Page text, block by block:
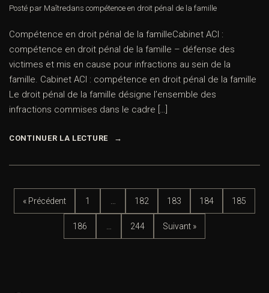
Posté par Maîtredans compétence en droit pénal de la famille
Compétence en droit pénal de la familleCabinet ACI :
compétence en droit pénal de la famille – défense des
victimes et mis en cause pour infractions au sein de la
famille. Cabinet ACI : compétence en droit pénal de la famille
Le droit pénal de la famille désigne l’ensemble des
infractions commises dans le cadre […]
CONTINUER LA LECTURE
« Précédent 1 182 183 184 185
186 244 Suivant »